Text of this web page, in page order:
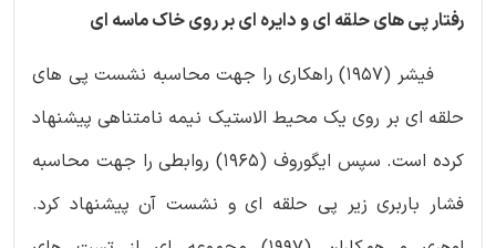
رفتار پی های حلقه ای و دایره ای بر روی خاک ماسه ای
فیشر (1957) راهکاری را جهت محاسبه نشست پی های
حلقه ای بر روی یک محیط الاستیک نیمه نامتناهی پیشنهاد
کرده است. سپس ایگوروف (1965) روابطی را جهت محاسبه
فشار باربری زیر پی حلقه ای و نشست آن پیشنهاد کرد.